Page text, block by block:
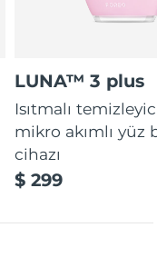
LUNA™ 3 plus
Isıtmalı
mikro akımlı yüz
cihazı
$ 299